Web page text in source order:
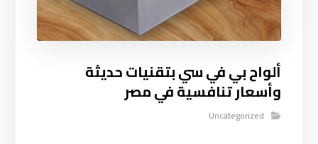
ألواح بي في سي بتقنيات حديثة
وأسعار تنافسية في مصر
Uncategorized